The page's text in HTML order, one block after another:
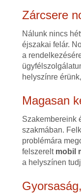
Zárcsere
Nálunk nincs
éjszakai felár.
a
helyszínre
Magasan
Szakembereink
szakmában.
problémára
felszerelt mobil
a helyszínen